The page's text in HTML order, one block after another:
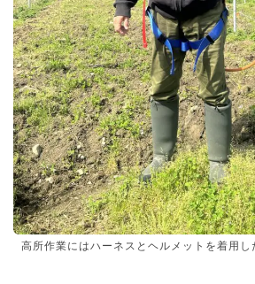
高所作業にはハーネスとヘルメットを着用し